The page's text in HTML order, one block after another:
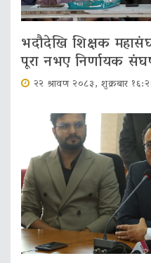
भदौदेखि शिक्षक
पूरा नभए निर्णायक
२२ श्रावण २०८३, शुक्रबार